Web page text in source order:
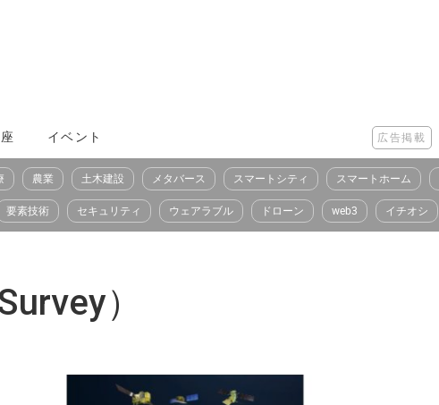
イベント 広告掲載
農業 土木建設 メタバース スマートシティ スマートホーム
要素技術 セキュリティ ウェアラブル ドローン web3 イチオシ
）